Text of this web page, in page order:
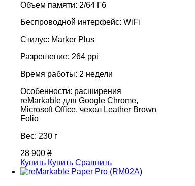
Объем памяти: 2/64 Гб
Беспроводной интерфейс: WiFi
Стилус: Marker Plus
Разрешение: 264 ppi
Время работы: 2 недели
Особенности: расширения
reMarkable для Google Chrome,
Microsoft Office, чехол Leather Brown
Folio
Вес: 230 г
28 900 ₴
Купить Купить Сравнить